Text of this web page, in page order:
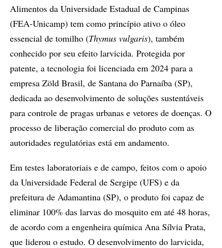
Alimentos da Universidade Estadual de Campinas
(FEA-Unicamp) tem como princípio ativo o óleo
essencial de tomilho (Thymus vulgaris), também
conhecido por seu efeito larvicida. Protegida por
patente, a tecnologia foi licenciada em 2024 para a
empresa Zöld Brasil, de Santana do Parnaíba (SP),
dedicada ao desenvolvimento de soluções sustentáveis
para controle de pragas urbanas e vetores de doenças. O
processo de liberação comercial do produto com as
autoridades regulatórias está em andamento.
Em testes laboratoriais e de campo, feitos com o apoio
da Universidade Federal de Sergipe (UFS) e da
prefeitura de Adamantina (SP), o produto foi capaz de
eliminar 100% das larvas do mosquito em até 48 horas,
de acordo com a engenheira química Ana Sílvia Prata,
que liderou o estudo. O desenvolvimento do larvicida,